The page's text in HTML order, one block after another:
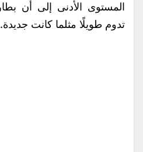
تدوم طويلًا مثلما كانت جديدة.